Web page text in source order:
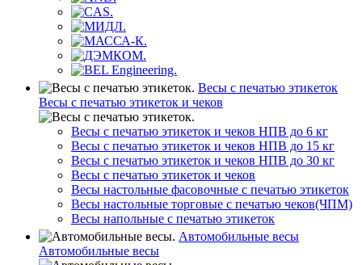
Весы с печатью этикеток
Весы с печатью этикеток и чеков
Весы с печатью этикеток и чеков НПВ до 6 кг
Весы с печатью этикеток и чеков НПВ до 15 кг
Весы с печатью этикеток и чеков НПВ до 30 кг
Весы с печатью этикеток и чеков
Весы настольные фасовочные с печатью этикеток
Весы настольные торговые с печатью чеков(ЧПМ)
Весы напольные с печатью этикеток
Автомобильные весы
Автомобильные весы